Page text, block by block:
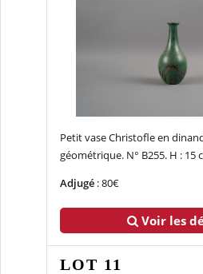
Petit vase Christofle en
géométrique. N° B255. H : 15
Adjugé: 80€
Voir les
LOT 11